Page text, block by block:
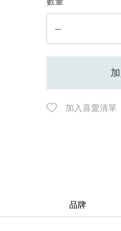
加入喜愛清單
品牌